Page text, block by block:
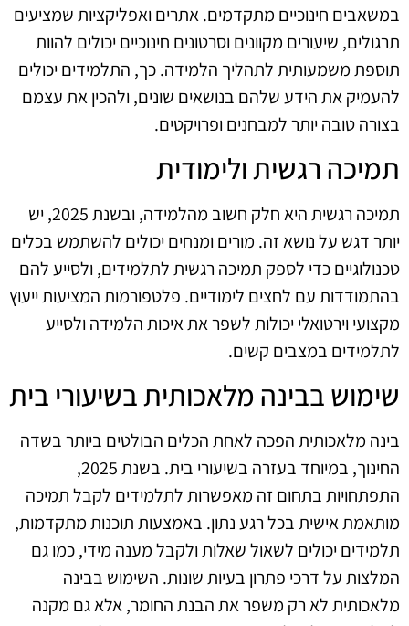
במשאבים חינוכיים מתקדמים. אתרים ואפליקציות שמציעים
תרגולים, שיעורים מקוונים וסרטונים חינוכיים יכולים להוות
תוספת משמעותית לתהליך הלמידה. כך, התלמידים יכולים
להעמיק את הידע שלהם בנושאים שונים, ולהכין את עצמם
בצורה טובה יותר למבחנים ופרויקטים.
תמיכה רגשית ולימודית
תמיכה רגשית היא חלק חשוב מהלמידה, ובשנת 2025, יש
יותר דגש על נושא זה. מורים ומנחים יכולים להשתמש בכלים
טכנולוגיים כדי לספק תמיכה רגשית לתלמידים, ולסייע להם
בהתמודדות עם לחצים לימודיים. פלטפורמות המציעות ייעוץ
מקצועי וירטואלי יכולות לשפר את איכות הלמידה ולסייע
לתלמידים במצבים קשים.
שימוש בבינה מלאכותית בשיעורי בית
בינה מלאכותית הפכה לאחת הכלים הבולטים ביותר בשדה
החינוך, במיוחד בעזרה בשיעורי בית. בשנת 2025,
התפתחויות בתחום זה מאפשרות לתלמידים לקבל תמיכה
מותאמת אישית בכל רגע נתון. באמצעות תוכנות מתקדמות,
תלמידים יכולים לשאול שאלות ולקבל מענה מידי, כמו גם
המלצות על דרכי פתרון בעיות שונות. השימוש בבינה
מלאכותית לא רק משפר את הבנת החומר, אלא גם מקנה